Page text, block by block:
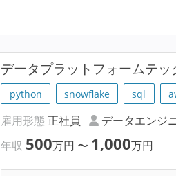
データプラットフォームテッ
python snowflake sql
雇用形態 正社員 データエンジ
年収 500万円 〜 1,000万円